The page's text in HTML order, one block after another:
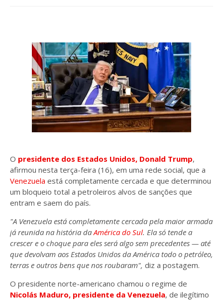
O presidente dos Estados Unidos, Donald Trump,
afirmou nesta terça-feira (16), em uma rede social, que a
Venezuela está completamente cercada e que determinou
um bloqueio total a petroleiros alvos de sanções que
entram e saem do país.
"A Venezuela está completamente cercada pela maior armada
já reunida na história daAmérica do Sul. Ela só tende a
crescer e o choque para eles será algo sem precedentes — até
que devolvam aos Estados Unidos da América todo o petróleo,
terras e outros bens que nos roubaram", diz a postagem.
O presidente norte-americano chamou o regime de
Nicolás Maduro, presidente da Venezuela, de ilegítimo